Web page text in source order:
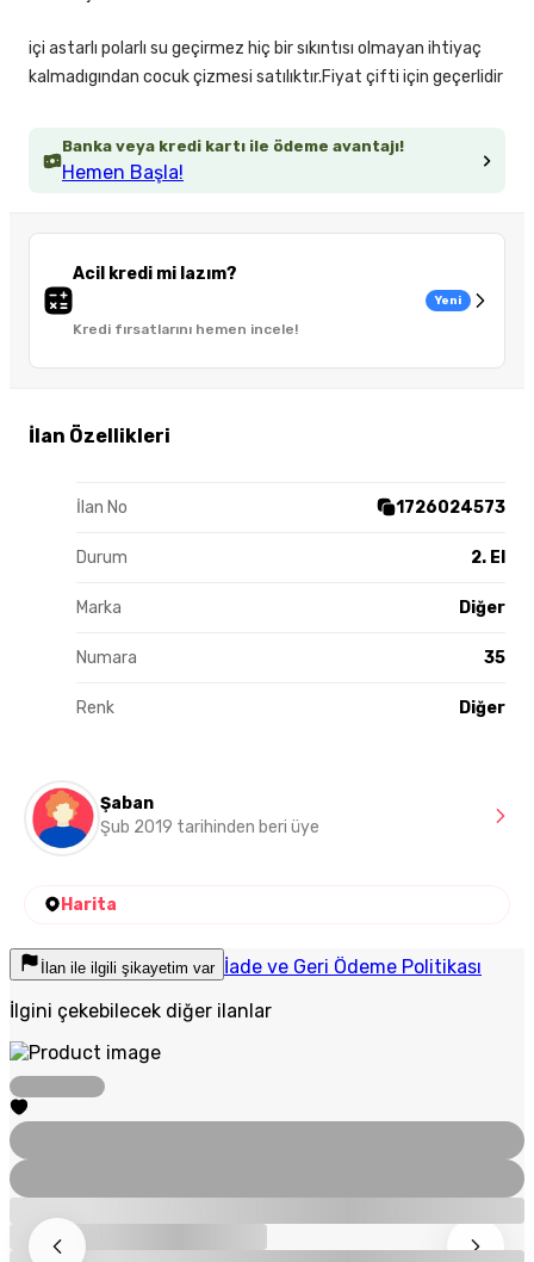
Banka veya kredi kartı ile ödeme avantajı!
Hemen Başla!
Acil kredi mi lazım?
Kredi fırsatlarını hemen incele!
Yeni
İlan Özellikleri
İlan No 1726024573
Durum 2. El
Marka Diğer
Numara 35
Renk Diğer
içi astarlı polarlı su geçirmez hiç bir sıkıntısı olmayan ihtiyaç
kalmadıgından cocuk çizmesi satılıktır.Fiyat çifti için geçerlidir
Şaban
Şub 2019 tarihinden beri üye
Harita
İlan ile ilgili şikayetim var İade ve Geri Ödeme Politikası
İlgini çekebilecek diğer ilanlar